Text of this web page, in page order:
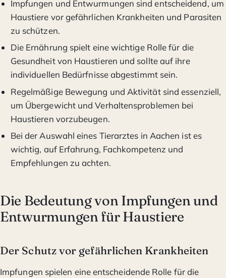
Impfungen und Entwurmungen sind entscheidend, um
Haustiere vor gefährlichen Krankheiten und Parasiten
zu schützen.
Die Ernährung spielt eine wichtige Rolle für die
Gesundheit von Haustieren und sollte auf ihre
individuellen Bedürfnisse abgestimmt sein.
Regelmäßige Bewegung und Aktivität sind essenziell,
um Übergewicht und Verhaltensproblemen bei
Haustieren vorzubeugen.
Bei der Auswahl eines Tierarztes in Aachen ist es
wichtig, auf Erfahrung, Fachkompetenz und
Empfehlungen zu achten.
Die Bedeutung von Impfungen und
Entwurmungen für Haustiere
Der Schutz vor gefährlichen Krankheiten
Impfungen spielen eine entscheidende Rolle für die